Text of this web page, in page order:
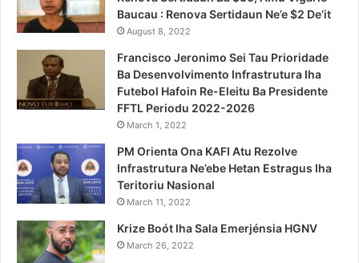
Baucau : Renova Sertidaun Ne’e $2 De’it
August 8, 2022
Francisco Jeronimo Sei Tau Prioridade
Ba Desenvolvimento Infrastrutura Iha
Futebol Hafoin Re-Eleitu Ba Presidente
FFTL Periodu 2022-2026
March 1, 2022
PM Orienta Ona KAFI Atu Rezolve
Infrastrutura Ne’ebe Hetan Estragus Iha
Teritoriu Nasional
March 11, 2022
Krize Boót Iha Sala Emerjénsia HGNV
March 26, 2022